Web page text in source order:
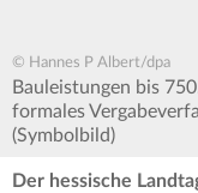
© Hannes P Albert/dpa
Bauleistungen bis
formales
(Symbolbild)
Der hessische